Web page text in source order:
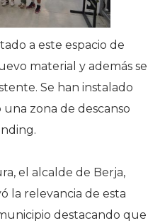
a este espacio de
material y además se
Se han instalado
zona de descanso
el alcalde de Berja,
la relevancia de esta
destacando que